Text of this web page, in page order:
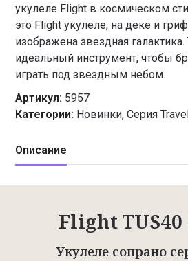
укулеле Flight в космическом
это Flight укулеле, на деке и
изображена звездная галактика.
идеальный инструмент, чтобы
играть под звездным небом.
Артикул: 5957
Категории: Новинки,Серия
Описание
Flight TUS40
Укулеле сопрано